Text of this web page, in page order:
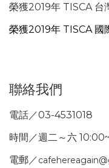
榮獲2019年 TISCA 台
榮獲2019年 TISCA 國
聯絡我們
電話／03-4531018
時間／週二～六
電郵／